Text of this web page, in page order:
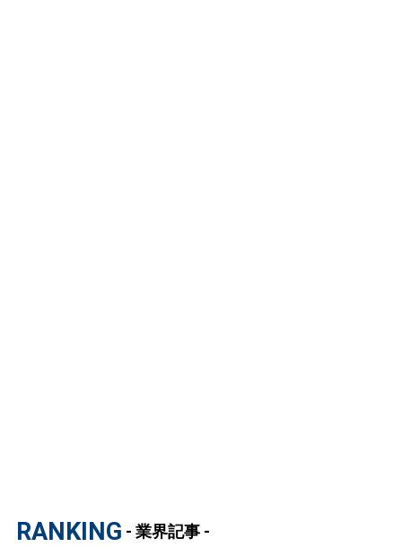
RANKING - 業界記事 -